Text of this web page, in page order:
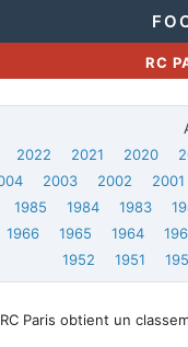
RC
2022 2021 2020
2003 2002 2001
1985 1984 1983
1966 1965 1964
1952
1951
Paris obtient un